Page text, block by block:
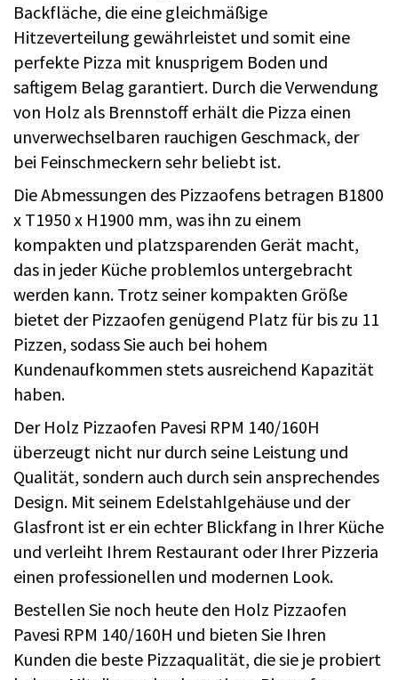
Backfläche, die eine gleichmäßige
Hitzeverteilung gewährleistet und somit eine
perfekte Pizza mit knusprigem Boden und
saftigem Belag garantiert. Durch die Verwendung
von Holz als Brennstoff erhält die Pizza einen
unverwechselbaren rauchigen Geschmack, der
bei Feinschmeckern sehr beliebt ist.
Die Abmessungen des Pizzaofens betragen B1800
x T1950 x H1900 mm, was ihn zu einem
kompakten und platzsparenden Gerät macht,
das in jeder Küche problemlos untergebracht
werden kann. Trotz seiner kompakten Größe
bietet der Pizzaofen genügend Platz für bis zu 11
Pizzen, sodass Sie auch bei hohem
Kundenaufkommen stets ausreichend Kapazität
haben.
Der Holz Pizzaofen Pavesi RPM 140/160H
überzeugt nicht nur durch seine Leistung und
Qualität, sondern auch durch sein ansprechendes
Design. Mit seinem Edelstahlgehäuse und der
Glasfront ist er ein echter Blickfang in Ihrer Küche
und verleiht Ihrem Restaurant oder Ihrer Pizzeria
einen professionellen und modernen Look.
Bestellen Sie noch heute den Holz Pizzaofen
Pavesi RPM 140/160H und bieten Sie Ihren
Kunden die beste Pizzaqualität, die sie je probiert